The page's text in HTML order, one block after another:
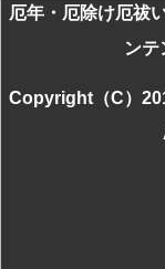
厄年・厄除け厄祓
ンテ
Copyright（C）